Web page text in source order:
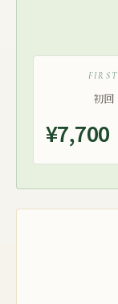
FIRST
初回
¥7,700